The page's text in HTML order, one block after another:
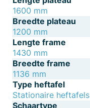
1600 mm
Breedte plateau
1200 mm
Lengte frame
1430 mm
Breedte frame
1136 mm
Type heftafel
Stationaire heftafels
Schaartype